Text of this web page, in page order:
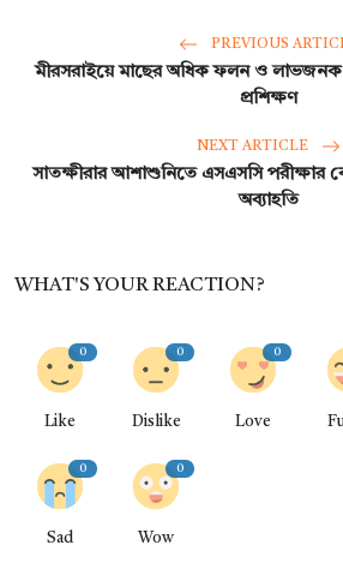
PREVIOUS
মীরসরাইয়ে মাছের অধিক ফলন ও লাভজনক
প্রশিক্ষণ
NEXT ARTICLE
সাতক্ষীরার আশাশুনিতে এসএসসি পরীক্ষার
অব্যাহতি
WHAT'S YOUR REACTION?
0
Like
0
Dislike
0
Love
0
Sad
0
Wow